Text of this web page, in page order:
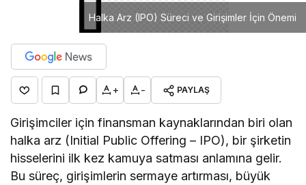
Halka Arz (IPO) Süreci ve Girişimler İçin Önemi
+ - PAYLAŞ
Girişimciler için finansman kaynaklarından biri olan
halka arz (Initial Public Offering – IPO), bir şirketin
hisselerini ilk kez kamuya satması anlamına gelir.
Bu süreç, girişimlerin sermaye artırması, büyük